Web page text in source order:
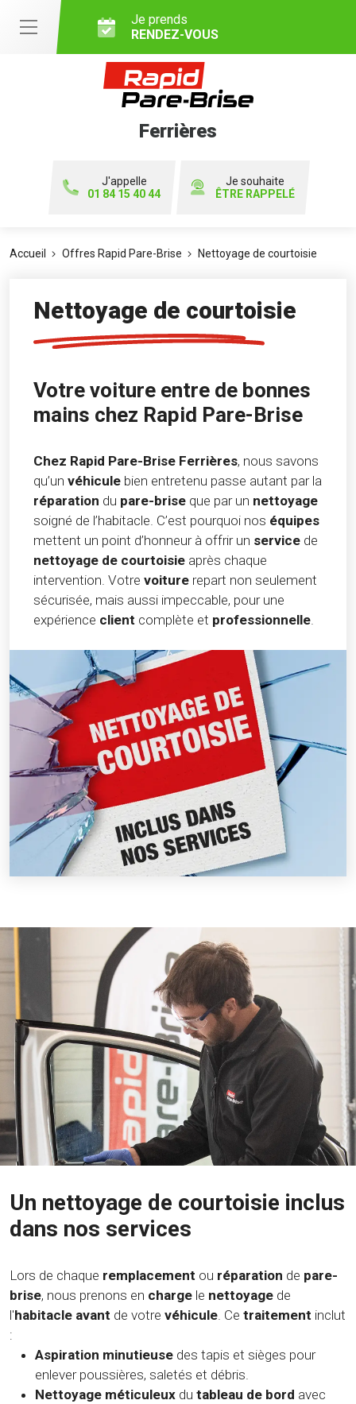
Je prends
RENDEZ-VOUS
Ferrières
J'appelle
01 84 15 40 44
Je souhaite
ÊTRE RAPPELÉ
Accueil Offres Rapid Pare-Brise Nettoyage de courtoisie
Nettoyage de courtoisie
Votre voiture entre de bonnes
mains chez Rapid Pare-Brise
Chez Rapid Pare-Brise Ferrières, nous savons
qu’un véhicule bien entretenu passe autant par la
réparation du pare-brise que par un nettoyage
soigné de l’habitacle. C’est pourquoi nos équipes
mettent un point d’honneur à offrir un service de
nettoyage de courtoisie après chaque
intervention. Votre voiture repart non seulement
sécurisée, mais aussi impeccable, pour une
expérience client complète et professionnelle.
Un nettoyage de courtoisie inclus
dans nos services
Lors de chaque remplacement ou réparation de pare-
brise, nous prenons en charge le nettoyage de
l'habitacle avant de votre véhicule. Ce traitement inclut
:
Aspiration minutieuse des tapis et sièges pour
enlever poussières, saletés et débris.
Nettoyage méticuleux du tableau de bord avec